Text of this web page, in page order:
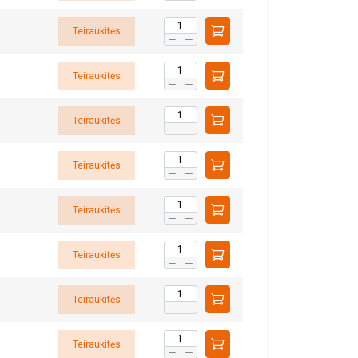
Teiraukitės
Teiraukitės
Teiraukitės
Teiraukitės
Teiraukitės
Teiraukitės
Teiraukitės
Teiraukitės
pat dalijamės
kurie gali